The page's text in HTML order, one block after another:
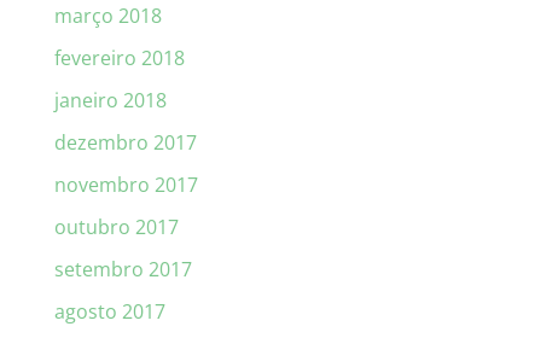
março 2018
fevereiro 2018
janeiro 2018
dezembro 2017
novembro 2017
outubro 2017
setembro 2017
agosto 2017